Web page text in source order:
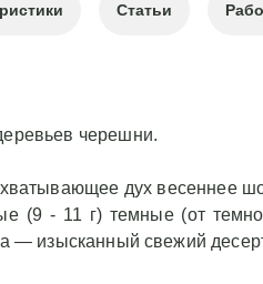
Статьи
черешни.
дух весеннее
(9 - 11 г) темные (от
— изысканный свежий